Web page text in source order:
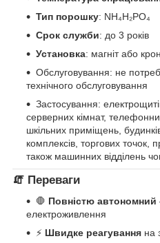
Тип порошку: NH₄H₂PO₄
Срок служби: до 3 років
Установка: магніт або
Обслуговування: не
технічного обслуговування
Застосування:
серверних кімнат,
шкільних приміщень,
комплексів, торгових точок,
також машинних відділень
🧯 Переваги
🛑 Повністю автономний
електроживлення
⚡ Швидке реагування на